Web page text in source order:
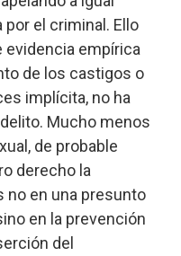
el criminal. Ello
evidencia empírica
de los castigos o
implícita, no ha
Mucho menos
de probable
derecho la
no en una presunto
en la prevención
del